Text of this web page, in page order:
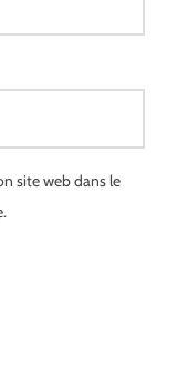
site web dans le